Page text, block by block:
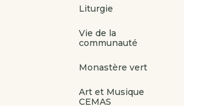
Liturgie
Vie de la
communauté
Monastère vert
Art et Musique
CEMAS